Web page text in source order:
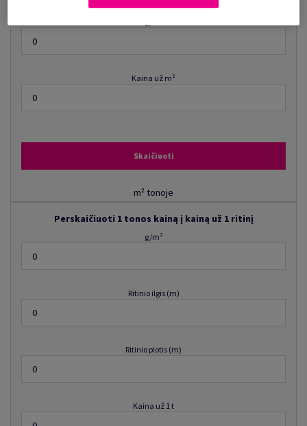
Kaina už m²
Skaičiuoti
m² tonoje
Perskaičiuoti 1 tonos kainą į kainą už 1 ritinį
g/m²
Ritinio ilgis (m)
Ritinio plotis (m)
Kaina už 1 t